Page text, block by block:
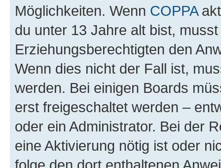
Möglichkeiten. Wenn COPPA
du unter 13 Jahre alt bist,
Erziehungsberechtigten den
Wenn dies nicht der Fall ist,
werden. Bei einigen Boards
erst freigeschaltet werden –
oder ein Administrator. Bei der
eine Aktivierung nötig ist oder
folge den dort enthaltenen